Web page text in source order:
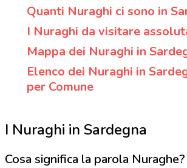
Quanti Nuraghi ci sono in
I Nuraghi da visitare
Mappa dei Nuraghi in
Elenco dei Nuraghi in
per Comune
I Nuraghi in Sardegna
Cosa significa la parola Nuraghe?